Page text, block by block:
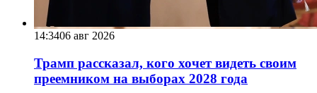
14:3406 авг 2026
Трамп рассказал, кого хочет видеть своим
преемником на выборах 2028 года